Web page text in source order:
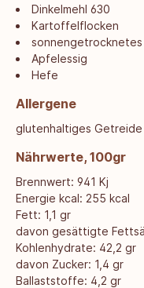
Dinkelmehl 630
Kartoffelflocken
sonnengetrocknetes
Apfelessig
Hefe
Allergene
glutenhaltiges Getreide
Nährwerte, 100gr
Brennwert: 941 Kj
Energie kcal: 255 kcal
Fett: 1,1 gr
davon gesättigte
Kohlenhydrate: 42,2 gr
davon Zucker: 1,4 gr
Ballaststoffe: 4,2 gr